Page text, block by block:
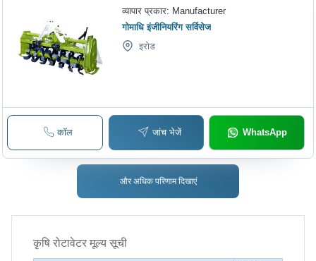
व्यापार प्रकार: Manufacturer
गोमाधि इंजीनियरिंग सर्विसेज
इरोड
कॉल जांच भेजें WhatsApp
और अधिक परिणाम दिखाएं
कृषि रोटावेटर मूल्य सूची